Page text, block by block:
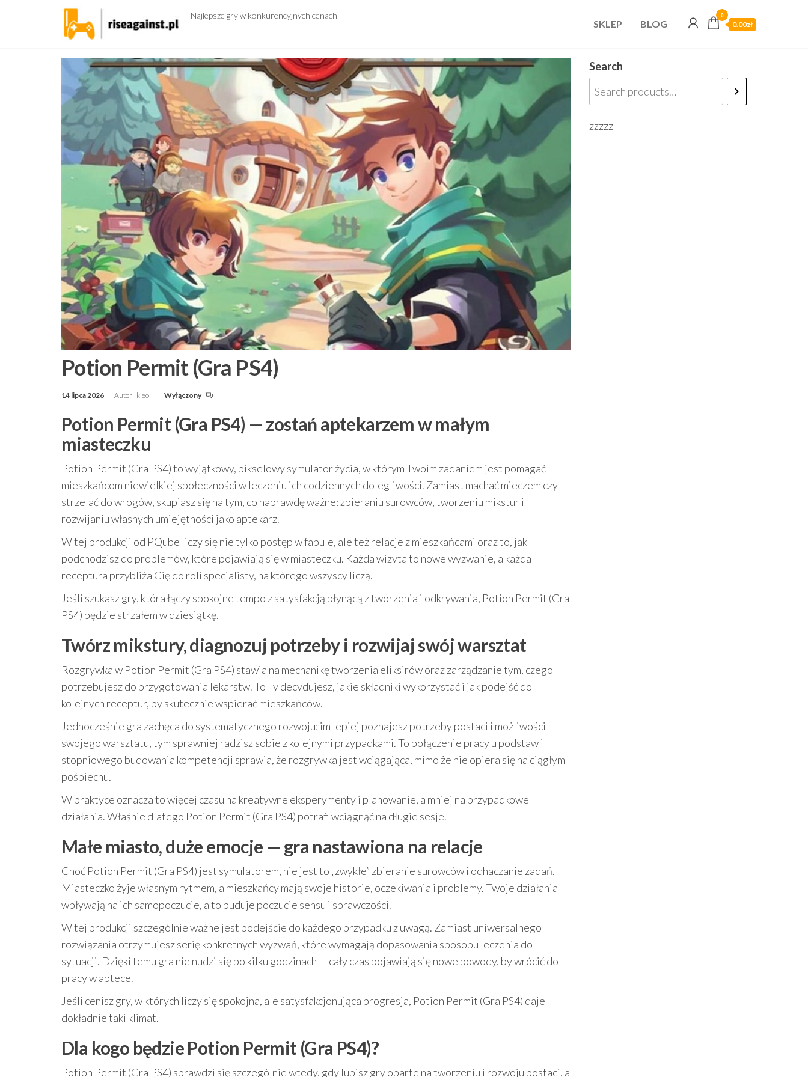
Najlepsze gry w konkurencyjnych cenach
SKLEP BLOG
0
0.00zł
Potion Permit (Gra PS4)
14 lipca 2026 Autor kleo Wyłączony
Potion Permit (Gra PS4) — zostań aptekarzem w małym
miasteczku
Potion Permit (Gra PS4) to wyjątkowy, pikselowy symulator życia, w którym Twoim zadaniem jest pomagać
mieszkańcom niewielkiej społeczności w leczeniu ich codziennych dolegliwości. Zamiast machać mieczem czy
strzelać do wrogów, skupiasz się na tym, co naprawdę ważne: zbieraniu surowców, tworzeniu mikstur i
rozwijaniu własnych umiejętności jako aptekarz.
W tej produkcji od PQube liczy się nie tylko postęp w fabule, ale też relacje z mieszkańcami oraz to, jak
podchodzisz do problemów, które pojawiają się w miasteczku. Każda wizyta to nowe wyzwanie, a każda
receptura przybliża Cię do roli specjalisty, na którego wszyscy liczą.
Jeśli szukasz gry, która łączy spokojne tempo z satysfakcją płynącą z tworzenia i odkrywania, Potion Permit (Gra
PS4) będzie strzałem w dziesiątkę.
Twórz mikstury, diagnozuj potrzeby i rozwijaj swój warsztat
Rozgrywka w Potion Permit (Gra PS4) stawia na mechanikę tworzenia eliksirów oraz zarządzanie tym, czego
potrzebujesz do przygotowania lekarstw. To Ty decydujesz, jakie składniki wykorzystać i jak podejść do
kolejnych receptur, by skutecznie wspierać mieszkańców.
Jednocześnie gra zachęca do systematycznego rozwoju: im lepiej poznajesz potrzeby postaci i możliwości
swojego warsztatu, tym sprawniej radzisz sobie z kolejnymi przypadkami. To połączenie pracy u podstaw i
stopniowego budowania kompetencji sprawia, że rozgrywka jest wciągająca, mimo że nie opiera się na ciągłym
pośpiechu.
W praktyce oznacza to więcej czasu na kreatywne eksperymenty i planowanie, a mniej na przypadkowe
działania. Właśnie dlatego Potion Permit (Gra PS4) potrafi wciągnąć na długie sesje.
Małe miasto, duże emocje — gra nastawiona na relacje
Choć Potion Permit (Gra PS4) jest symulatorem, nie jest to „zwykłe” zbieranie surowców i odhaczanie zadań.
Miasteczko żyje własnym rytmem, a mieszkańcy mają swoje historie, oczekiwania i problemy. Twoje działania
wpływają na ich samopoczucie, a to buduje poczucie sensu i sprawczości.
W tej produkcji szczególnie ważne jest podejście do każdego przypadku z uwagą. Zamiast uniwersalnego
rozwiązania otrzymujesz serię konkretnych wyzwań, które wymagają dopasowania sposobu leczenia do
sytuacji. Dzięki temu gra nie nudzi się po kilku godzinach — cały czas pojawiają się nowe powody, by wrócić do
pracy w aptece.
Jeśli cenisz gry, w których liczy się spokojna, ale satysfakcjonująca progresja, Potion Permit (Gra PS4) daje
dokładnie taki klimat.
Dla kogo będzie Potion Permit (Gra PS4)?
Potion Permit (Gra PS4) sprawdzi się szczególnie wtedy, gdy lubisz gry oparte na tworzeniu i rozwoju postaci, a
Search
zzzzz